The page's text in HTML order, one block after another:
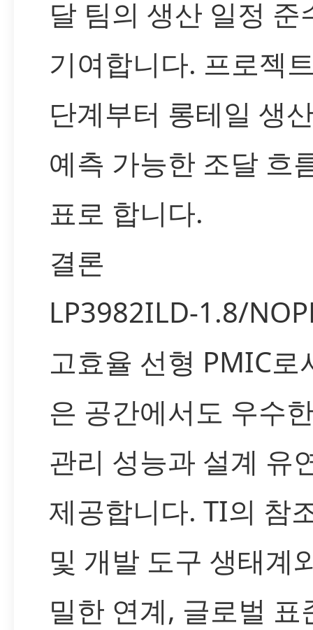
달 팀의 생산 일정 준
기여합니다. 프로젝
단계부터 롱테일 생
예측 가능한 조달 흐
표로 합니다.
결론
LP3982ILD-1.8/
고효율 선형 PMIC로
은 공간에서도 우수
관리 성능과 설계 유
제공합니다. TI의 참
및 개발 도구 생태계
밀한 연계, 글로벌 표